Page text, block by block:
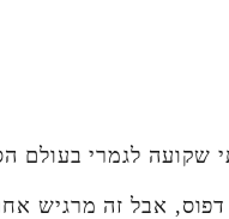
שקועה לגמרי בעולם
אבל זה מרגיש